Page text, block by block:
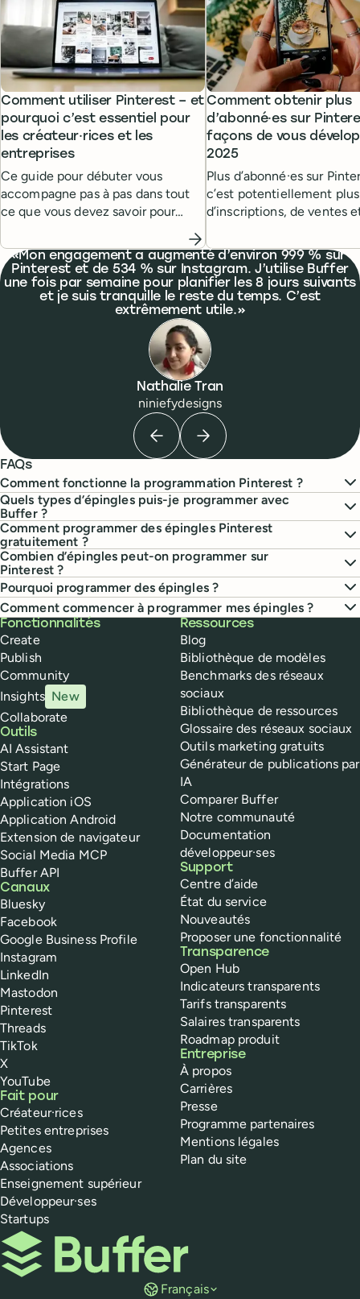
Comment utiliser Pinterest – et
pourquoi c’est essentiel pour
les créateur·rices et les
entreprises
Ce guide pour débuter vous
accompagne pas à pas dans tout
ce que vous devez savoir pour
professionnel ou personnel,
programmer vos épingles, mesurer
votre succès et bien plus encore.
Comment obtenir plus
d’abonné·es sur
façons de vous
2025
Plus d’abonné·es sur
c’est potentiellement plus
d’inscriptions, de ventes
20 conseils concrets que
pouvez appliquer dès
What people are saying
Mon engagement a augmenté d’environ 999 % sur
Pinterest et de 534 % sur Instagram. J’utilise Buffer
une fois par semaine pour planifier les 8 jours suivants
et je suis tranquille le reste du temps. C’est
extrêmement utile.
Nathalie Tran
niniefydesigns
Previous testimonial
Next testimonial
FAQs
Comment fonctionne la programmation Pinterest ?
Quels types d’épingles puis-je programmer avec
Buffer ?
Comment programmer des épingles Pinterest
gratuitement ?
Combien d’épingles peut-on programmer sur
Pinterest ?
Pourquoi programmer des épingles ?
Comment commencer à programmer mes épingles ?
Buffer
Fonctionnalités
Create
Publish
Community
Insights New
Collaborate
Outils
AI Assistant
Start Page
Intégrations
Application iOS
Application Android
Extension de navigateur
Social Media MCP
Buffer API
Canaux
Bluesky
Facebook
Google Business Profile
Instagram
LinkedIn
Mastodon
Pinterest
Threads
TikTok
X
YouTube
Fait pour
Créateur·rices
Petites entreprises
Agences
Associations
Enseignement supérieur
Développeur·ses
Startups
Ressources
Blog
Bibliothèque de modèles
Benchmarks des réseaux
sociaux
Bibliothèque de ressources
Glossaire des réseaux sociaux
Outils marketing gratuits
Générateur de publications par
IA
Comparer Buffer
Notre communauté
Documentation
développeur·ses
Support
Centre d’aide
État du service
Nouveautés
Proposer une fonctionnalité
Transparence
Open Hub
Indicateurs transparents
Tarifs transparents
Salaires transparents
Roadmap produit
Entreprise
À propos
Carrières
Presse
Programme partenaires
Mentions légales
Plan du site
Buffer
Français